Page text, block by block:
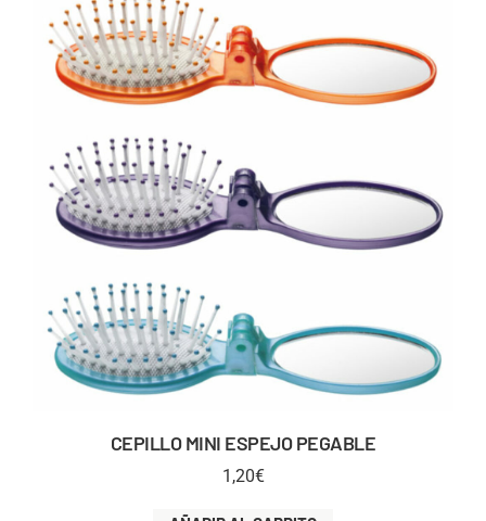
CEPILLO MINI ESPEJO PEGABLE
1,20€